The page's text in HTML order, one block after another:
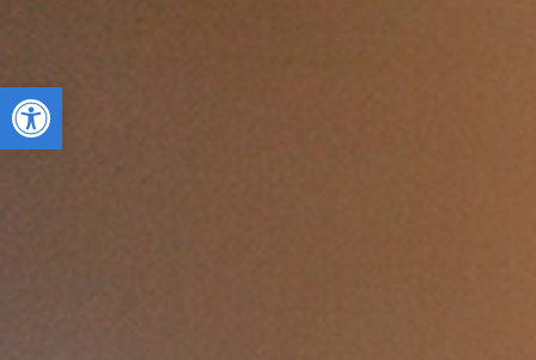
Deschide bara de unelte